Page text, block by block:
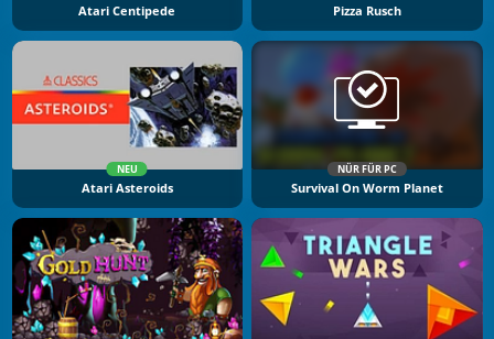
Atari Centipede Pizza Rusch
NEU
Atari Asteroids
NÜR FÜR PC
Survival On Worm Planet